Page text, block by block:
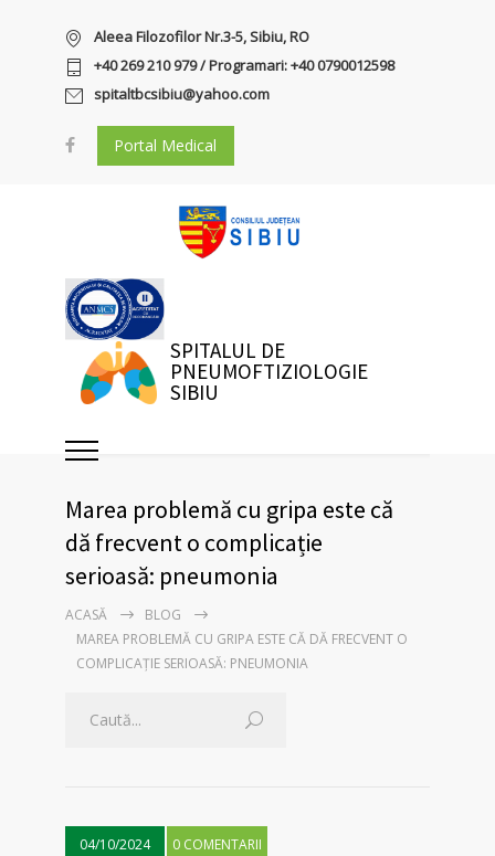
Aleea Filozofilor Nr.3-5, Sibiu, RO
+40 269 210 979 / Programari: +40 0790012598
spitaltbcsibiu@yahoo.com
Portal Medical
SPITALUL DE
PNEUMOFTIZIOLOGIE
SIBIU
Marea problemă cu gripa este că
dă frecvent o complicație
serioasă: pneumonia
ACASĂ
BLOG
MAREA PROBLEMĂ CU GRIPA ESTE CĂ DĂ FRECVENT O
COMPLICAȚIE SERIOASĂ: PNEUMONIA
04/10/2024 0 COMENTARII